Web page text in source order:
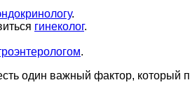
.
гинеколог.
.
один важный фактор, который